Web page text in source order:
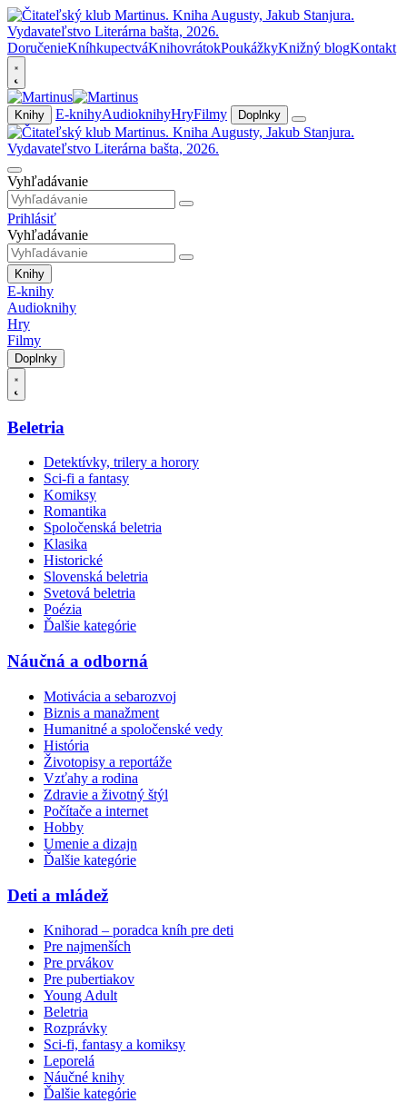
DoručenieKníhkupectváKnihovrátokPoukážkyKnižný blogKontakt
Knihy E-knihyAudioknihyHryFilmy Doplnky
Vyhľadávanie
Prihlásiť
Vyhľadávanie
Knihy
E-knihy
Audioknihy
Hry
Filmy
Doplnky
Beletria
Detektívky, trilery a horory
Sci-fi a fantasy
Komiksy
Romantika
Spoločenská beletria
Klasika
Historické
Slovenská beletria
Svetová beletria
Poézia
Ďalšie kategórie
Náučná a odborná
Motivácia a sebarozvoj
Biznis a manažment
Humanitné a spoločenské vedy
História
Životopisy a reportáže
Vzťahy a rodina
Zdravie a životný štýl
Počítače a internet
Hobby
Umenie a dizajn
Ďalšie kategórie
Deti a mládež
Knihorad – poradca kníh pre deti
Pre najmenších
Pre prvákov
Pre pubertiakov
Young Adult
Beletria
Rozprávky
Sci-fi, fantasy a komiksy
Leporelá
Náučné knihy
Ďalšie kategórie